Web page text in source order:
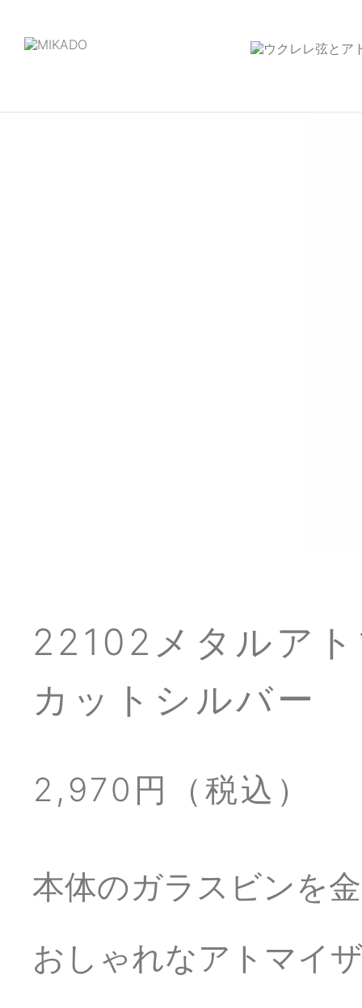
22102メタルア
カットシルバー
2,970円（税込）
本体のガラスビンを
おしゃれなアトマイ